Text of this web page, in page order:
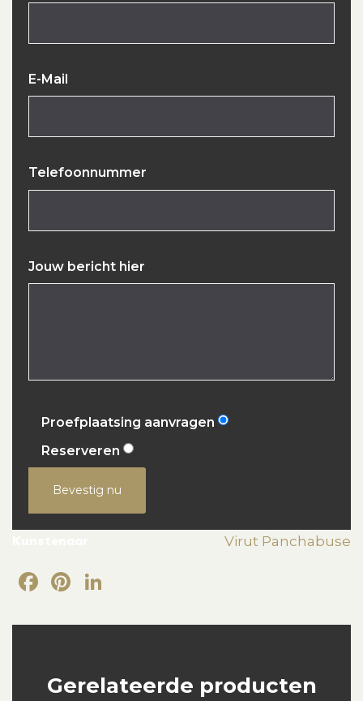
E-Mail
Telefoonnummer
Jouw bericht hier
Proefplaatsing aanvragen
Reserveren
Bevestig nu
Virut Panchabuse
Facebook
Pinterest
Gerelateerde producten